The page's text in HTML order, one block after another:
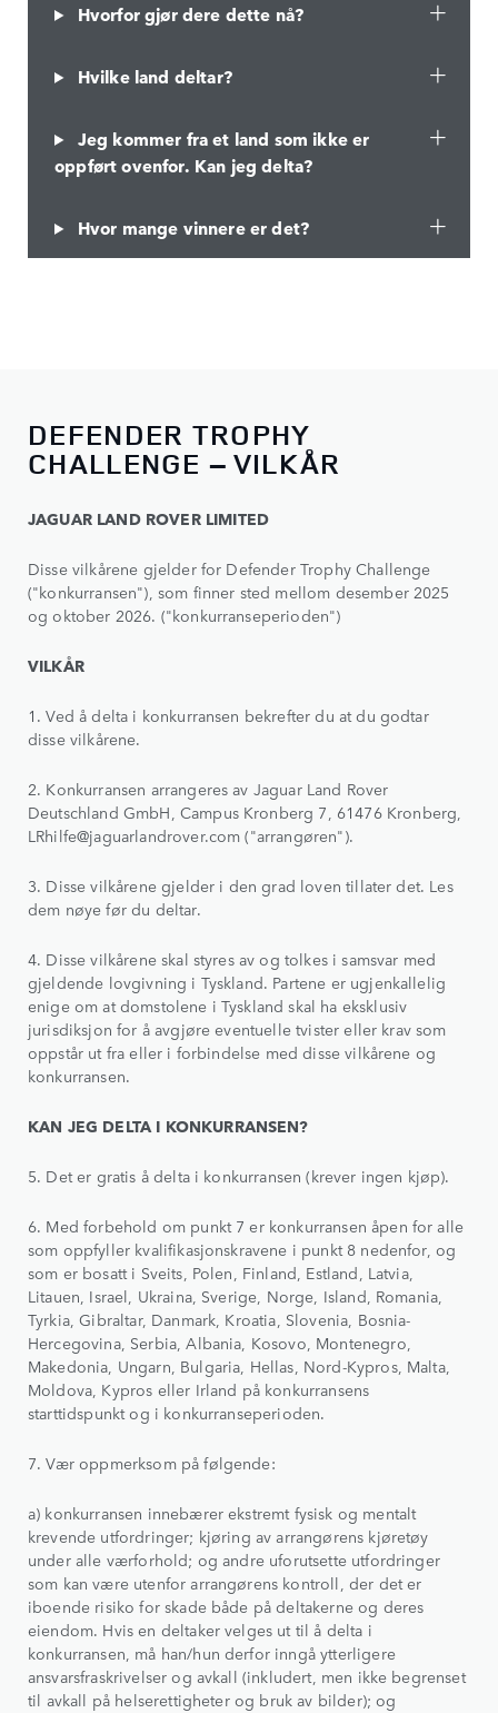
Hvorfor gjør dere dette nå?
Hvilke land deltar?
Jeg kommer fra et land som ikke er
oppført ovenfor. Kan jeg delta?
Hvor mange vinnere er det?
DEFENDER TROPHY
CHALLENGE – VILKÅR
JAGUAR LAND ROVER LIMITED
Disse vilkårene gjelder for Defender Trophy Challenge
("konkurransen"), som finner sted mellom desember 2025
og oktober 2026. ("konkurranseperioden")
VILKÅR
1. Ved å delta i konkurransen bekrefter du at du godtar
disse vilkårene.
2. Konkurransen arrangeres av Jaguar Land Rover
Deutschland GmbH, Campus Kronberg 7, 61476 Kronberg,
LRhilfe@jaguarlandrover.com ("arrangøren").
3. Disse vilkårene gjelder i den grad loven tillater det. Les
dem nøye før du deltar.
4. Disse vilkårene skal styres av og tolkes i samsvar med
gjeldende lovgivning i Tyskland. Partene er ugjenkallelig
enige om at domstolene i Tyskland skal ha eksklusiv
jurisdiksjon for å avgjøre eventuelle tvister eller krav som
oppstår ut fra eller i forbindelse med disse vilkårene og
konkurransen.
KAN JEG DELTA I KONKURRANSEN?
5. Det er gratis å delta i konkurransen (krever ingen kjøp).
6. Med forbehold om punkt 7 er konkurransen åpen for alle
som oppfyller kvalifikasjonskravene i punkt 8 nedenfor, og
som er bosatt i Sveits, Polen, Finland, Estland, Latvia,
Litauen, Israel, Ukraina, Sverige, Norge, Island, Romania,
Tyrkia, Gibraltar, Danmark, Kroatia, Slovenia, Bosnia-
Hercegovina, Serbia, Albania, Kosovo, Montenegro,
Makedonia, Ungarn, Bulgaria, Hellas, Nord-Kypros, Malta,
Moldova, Kypros eller Irland på konkurransens
starttidspunkt og i konkurranseperioden.
7. Vær oppmerksom på følgende:
a) konkurransen innebærer ekstremt fysisk og mentalt
krevende utfordringer; kjøring av arrangørens kjøretøy
under alle værforhold; og andre uforutsette utfordringer
som kan være utenfor arrangørens kontroll, der det er
iboende risiko for skade både på deltakerne og deres
eiendom. Hvis en deltaker velges ut til å delta i
konkurransen, må han/hun derfor inngå ytterligere
ansvarsfraskrivelser og avkall (inkludert, men ikke begrenset
til avkall på helserettigheter og bruk av bilder); og